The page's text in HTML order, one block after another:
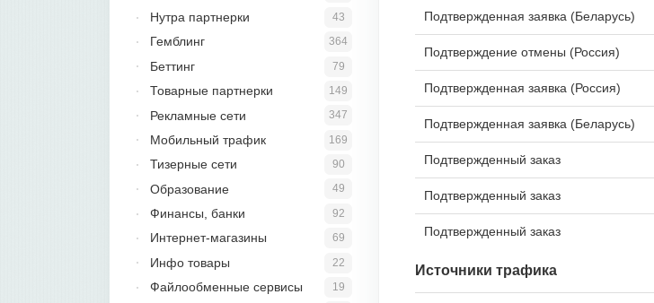
Подтвержденная заявка (Беларусь)
Подтверждение отмены (Россия)
Подтвержденная заявка (Россия)
Подтвержденная заявка (Беларусь)
Подтвержденный заказ
Подтвержденный заказ
Подтвержденный заказ
Источники трафика
43
Нутра партнерки
364
Гемблинг
79
Беттинг
149
Товарные партнерки
347
Рекламные сети
169
Мобильный трафик
90
Тизерные сети
49
Образование
92
Финансы, банки
69
Интернет-магазины
22
Инфо товары
19
Файлообменные сервисы